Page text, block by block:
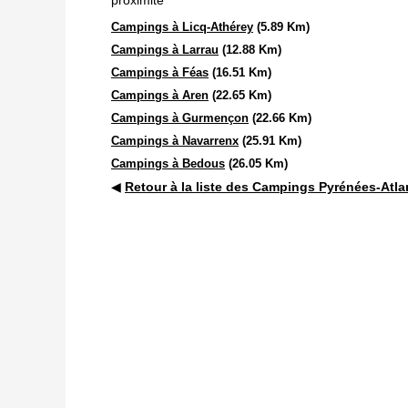
Campings à Licq-Athérey (5.89 Km)
Campings à Larrau (12.88 Km)
Campings à Féas (16.51 Km)
Campings à Aren (22.65 Km)
Campings à Gurmençon (22.66 Km)
Campings à Navarrenx (25.91 Km)
Campings à Bedous (26.05 Km)
◀ Retour à la liste des Campings Pyrénées-